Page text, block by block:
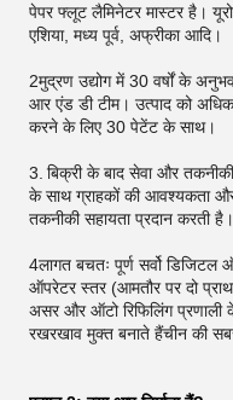
पेपर फ्लूट लैमिनेटर मास्टर है।
एशिया, मध्य पूर्व, अफ्रीका आदि।
2मुद्रण उद्योग में 30 वर्षों के
आर एंड डी टीम। उत्पाद को
करने के लिए 30 पेटेंट के साथ।
3. बिक्री के बाद सेवा और
के साथ ग्राहकों की आवश्यकता
तकनीकी सहायता प्रदान करती है।
4लागत बचतः पूर्ण सर्वो
ऑपरेटर स्तर (आमतौर पर दो
असर और ऑटो रिफिलिंग
रखरखाव मुक्त बनाते हैंचीन की